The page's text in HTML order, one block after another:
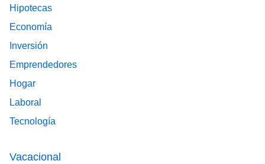
Hipotecas
Economía
Inversión
Emprendedores
Hogar
Laboral
Tecnología
Vacacional